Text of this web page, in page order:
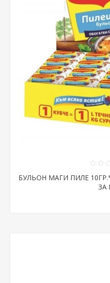
БУЛЬОН МАГИ ПИЛЕ
ЗА